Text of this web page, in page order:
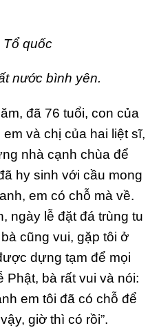
Tổ quốc
nước bình yên.
đã 76 tuổi, con của
và chị của hai liệt sĩ,
nhà cạnh chùa để
hy sinh với cầu mong
em có chỗ mà về.
ngày lễ đặt đá trùng tu
cũng vui, gặp tôi ở
dựng tạm để mọi
Phật, bà rất vui và nói:
em tôi đã có chỗ để
giờ thì có rồi”.